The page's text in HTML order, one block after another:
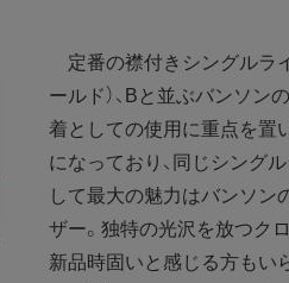
定番の襟付きシングルライ
ールド）、Bと並ぶバンソン
着としての使用に重点を置
になっており、同じシング
して最大の魅力はバンソン
ザー。独特の光沢を放つク
新品時固いと感じる方もい